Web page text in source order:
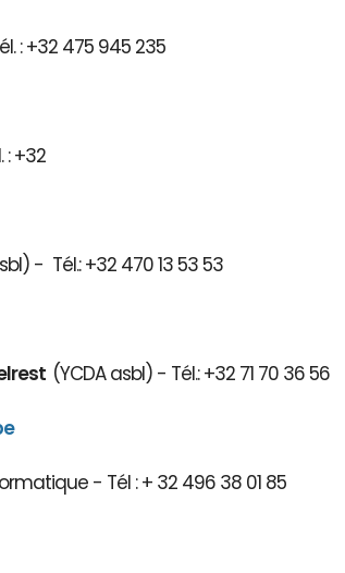
: +32 475 945 235
) - Tél. : +32
- Tél.: +32 470 13 53 53
(YCDA asbl) - Tél.: +32 71 70 36 56
- Tél : + 32 496 38 01 85